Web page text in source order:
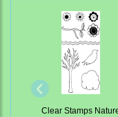
Clear Stamps